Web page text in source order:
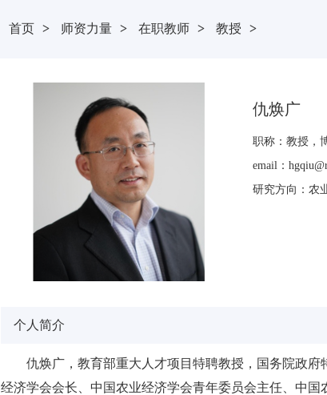
首页 > 师资力量 > 在职教师 > 教授 >
仇焕广
职称：教授，
email：
研究方向：农
个人简介
仇焕广，教育部重大人才项目特聘教授，国务院政
经济学会会长、中国农业经济学会青年委员会主任、中